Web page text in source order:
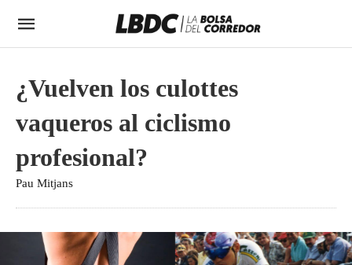
¿Vuelven los culottes
vaqueros al ciclismo
profesional?
Pau Mitjans